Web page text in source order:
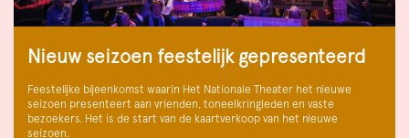
Nieuw seizoen feestelijk gepresenteerd
Feestelijke bijeenkomst waarin Het Nationale Theater het nieuwe
seizoen presenteert aan vrienden, toneelkringleden en vaste
bezoekers. Het is de start van de kaartverkoop van het nieuwe
seizoen.